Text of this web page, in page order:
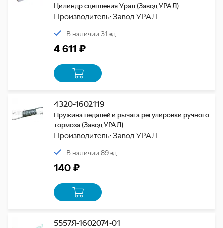
Цилиндр сцепления Урал (Завод УРАЛ)
Производитель: Завод УРАЛ
В наличии 31 ед
4 611 ₽
4320-1602119
Пружина педалей и рычага регулировки ручного
тормоза (Завод УРАЛ)
Производитель: Завод УРАЛ
В наличии 89 ед
140 ₽
5557Я-1602074-01